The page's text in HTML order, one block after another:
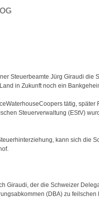
Steuerbeamte Jürg Giraudi
in Zukunft noch ein
tätig,
Steuerverwaltung (EStV)
kann sich die
Giraudi, der die Schweizer
(DBA) zu